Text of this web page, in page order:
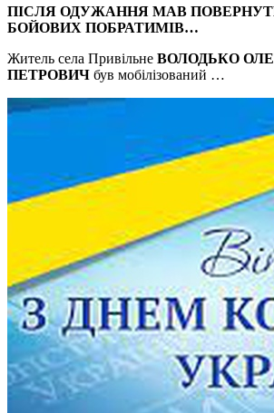
ПІСЛЯ ОДУЖАННЯ МАВ
БОЙОВИХ ПОБРАТИМІВ…
Житель села Привільне ВОЛОДЬКО
ПЕТРОВИЧ був мобілізований …